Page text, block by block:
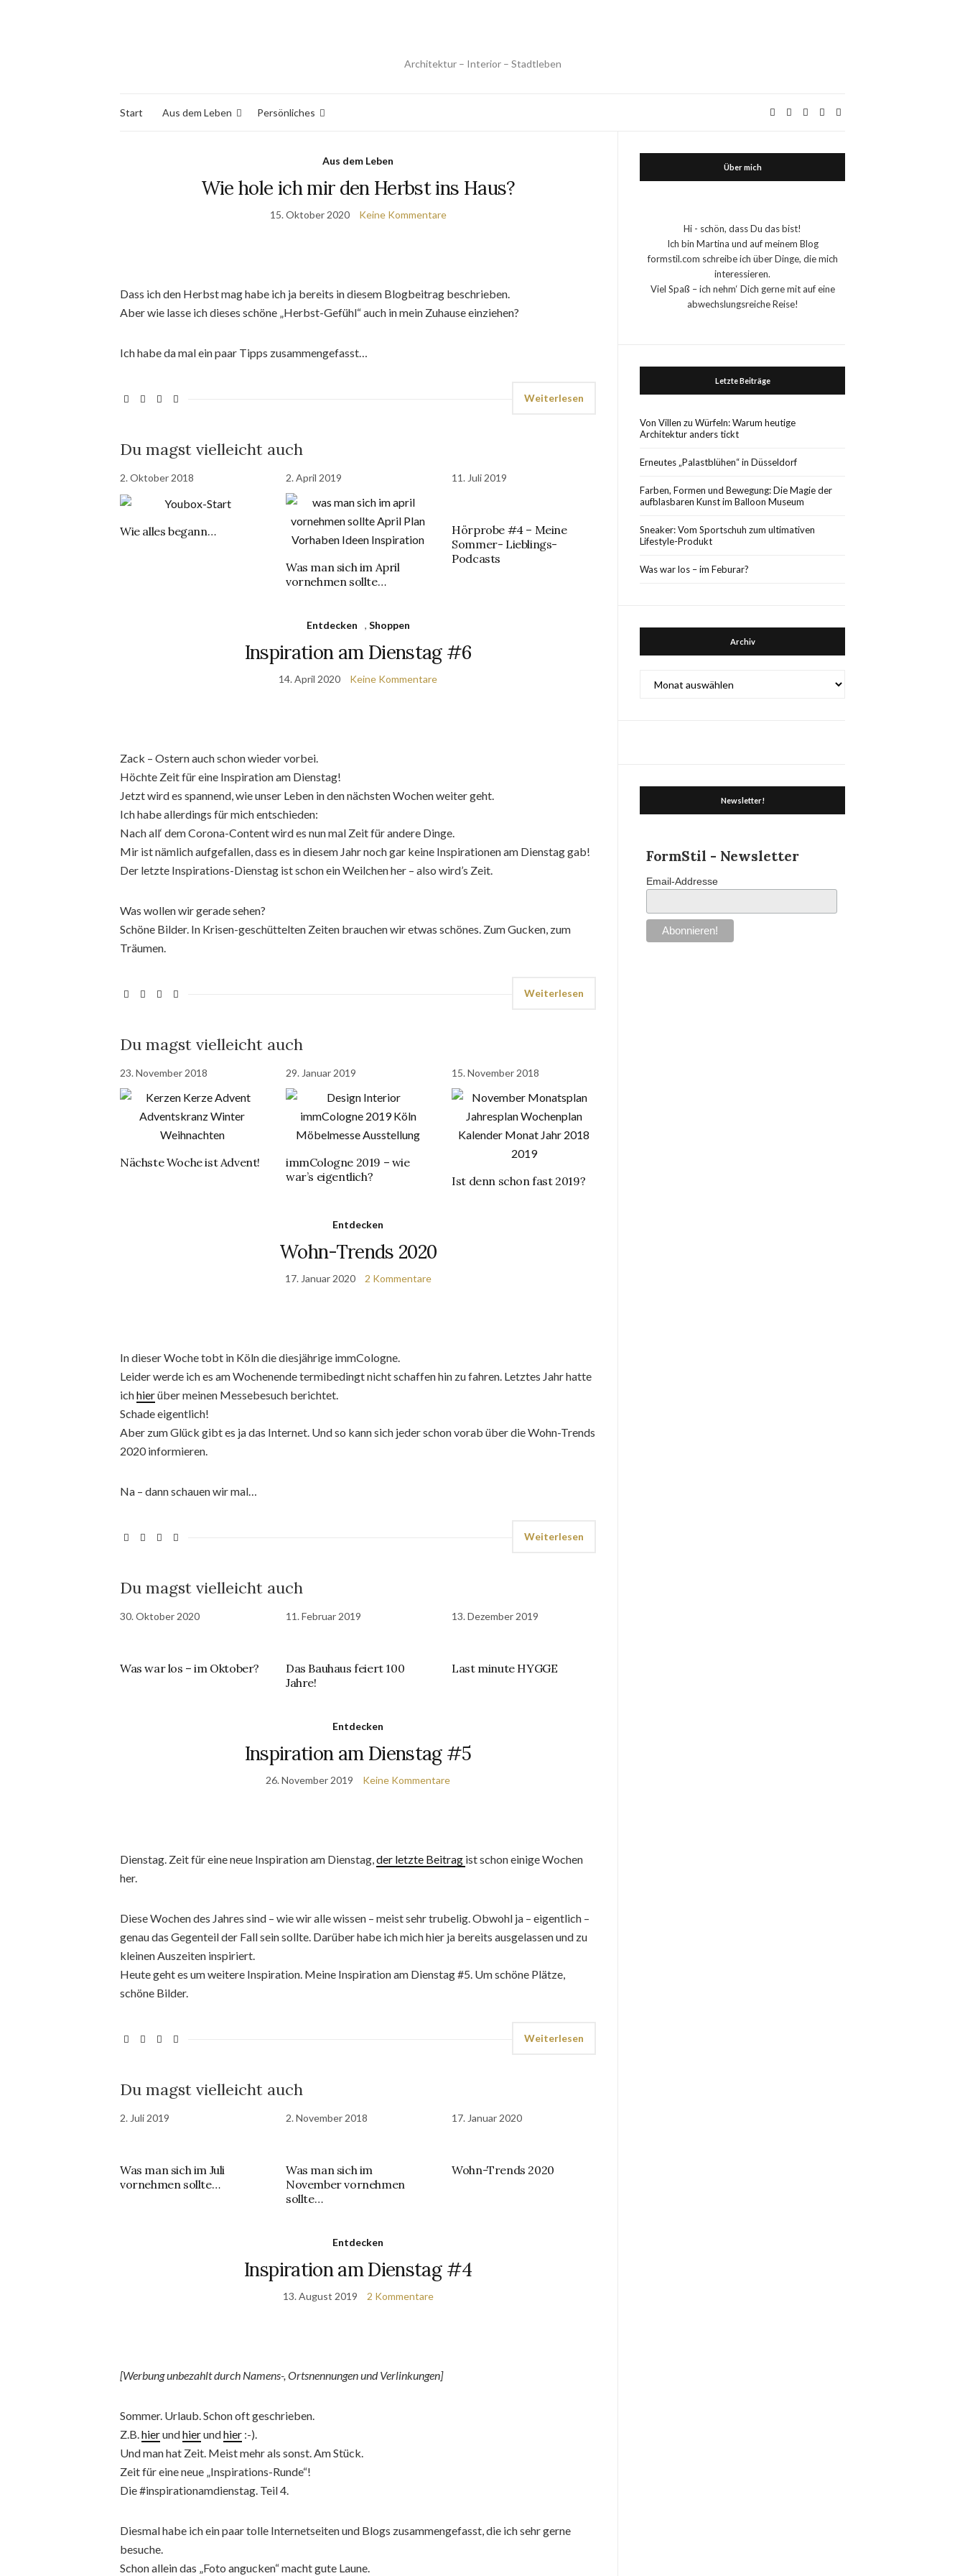
Architektur – Interior – Stadtleben
Start Aus dem Leben Persönliches
Aus dem Leben
Wie hole ich mir den Herbst ins Haus?
15. Oktober 2020 Keine Kommentare
Dass ich den Herbst mag habe ich ja bereits in diesem Blogbeitrag beschrieben.
Aber wie lasse ich dieses schöne „Herbst-Gefühl“ auch in mein Zuhause einziehen?
Ich habe da mal ein paar Tipps zusammengefasst…
Weiterlesen
Du magst vielleicht auch
2. Oktober 2018
Wie alles begann…
2. April 2019
Was man sich im April
vornehmen sollte…
11. Juli 2019
Hörprobe #4 – Meine
Sommer- Lieblings-
Podcasts
Entdecken , Shoppen
Inspiration am Dienstag #6
14. April 2020 Keine Kommentare
Zack – Ostern auch schon wieder vorbei.
Höchte Zeit für eine Inspiration am Dienstag!
Jetzt wird es spannend, wie unser Leben in den nächsten Wochen weiter geht.
Ich habe allerdings für mich entschieden:
Nach all‘ dem Corona-Content wird es nun mal Zeit für andere Dinge.
Mir ist nämlich aufgefallen, dass es in diesem Jahr noch gar keine Inspirationen am Dienstag gab!
Der letzte Inspirations-Dienstag ist schon ein Weilchen her – also wird’s Zeit.
Was wollen wir gerade sehen?
Schöne Bilder. In Krisen-geschüttelten Zeiten brauchen wir etwas schönes. Zum Gucken, zum
Träumen.
Weiterlesen
Du magst vielleicht auch
23. November 2018
Nächste Woche ist Advent!
29. Januar 2019
immCologne 2019 – wie
war’s eigentlich?
15. November 2018
Ist denn schon fast 2019?
Entdecken
Wohn-Trends 2020
17. Januar 2020 2 Kommentare
In dieser Woche tobt in Köln die diesjährige immCologne.
Leider werde ich es am Wochenende termibedingt nicht schaffen hin zu fahren. Letztes Jahr hatte
ichhierüber meinen Messebesuch berichtet.
Schade eigentlich!
Aber zum Glück gibt es ja das Internet. Und so kann sich jeder schon vorab über die Wohn-Trends
2020 informieren.
Na – dann schauen wir mal…
Weiterlesen
Du magst vielleicht auch
30. Oktober 2020
Was war los – im Oktober?
11. Februar 2019
Das Bauhaus feiert 100
Jahre!
13. Dezember 2019
Last minute HYGGE
Entdecken
Inspiration am Dienstag #5
26. November 2019 Keine Kommentare
Dienstag. Zeit für eine neue Inspiration am Dienstag,der letzte Beitrag ist schon einige Wochen
her.
Diese Wochen des Jahres sind – wie wir alle wissen – meist sehr trubelig. Obwohl ja – eigentlich –
genau das Gegenteil der Fall sein sollte. Darüber habe ich mich hier ja bereits ausgelassen und zu
kleinen Auszeiten inspiriert.
Heute geht es um weitere Inspiration. Meine Inspiration am Dienstag #5. Um schöne Plätze,
schöne Bilder.
Weiterlesen
Du magst vielleicht auch
2. Juli 2019
Was man sich im Juli
vornehmen sollte…
2. November 2018
Was man sich im
November vornehmen
sollte…
17. Januar 2020
Wohn-Trends 2020
Entdecken
Inspiration am Dienstag #4
13. August 2019 2 Kommentare
[Werbung unbezahlt durch Namens-, Ortsnennungen und Verlinkungen]
Sommer. Urlaub. Schon oft geschrieben.
Z.B.hierundhierundhier :-).
Und man hat Zeit. Meist mehr als sonst. Am Stück.
Zeit für eine neue „Inspirations-Runde“!
Die #inspirationamdienstag. Teil 4.
Diesmal habe ich ein paar tolle Internetseiten und Blogs zusammengefasst, die ich sehr gerne
besuche.
Schon allein das „Foto angucken“ macht gute Laune.
Über mich
Hi - schön, dass Du das bist!
Ich bin Martina und auf meinem Blog
formstil.com schreibe ich über Dinge, die mich
interessieren.
Viel Spaß – ich nehm‘ Dich gerne mit auf eine
abwechslungsreiche Reise!
Letzte Beiträge
Von Villen zu Würfeln: Warum heutige
Architektur anders tickt
Erneutes „Palastblühen“ in Düsseldorf
Farben, Formen und Bewegung: Die Magie der
aufblasbaren Kunst im Balloon Museum
Sneaker: Vom Sportschuh zum ultimativen
Lifestyle-Produkt
Was war los – im Feburar?
Archiv
Newsletter!
FormStil - Newsletter
Email-Addresse